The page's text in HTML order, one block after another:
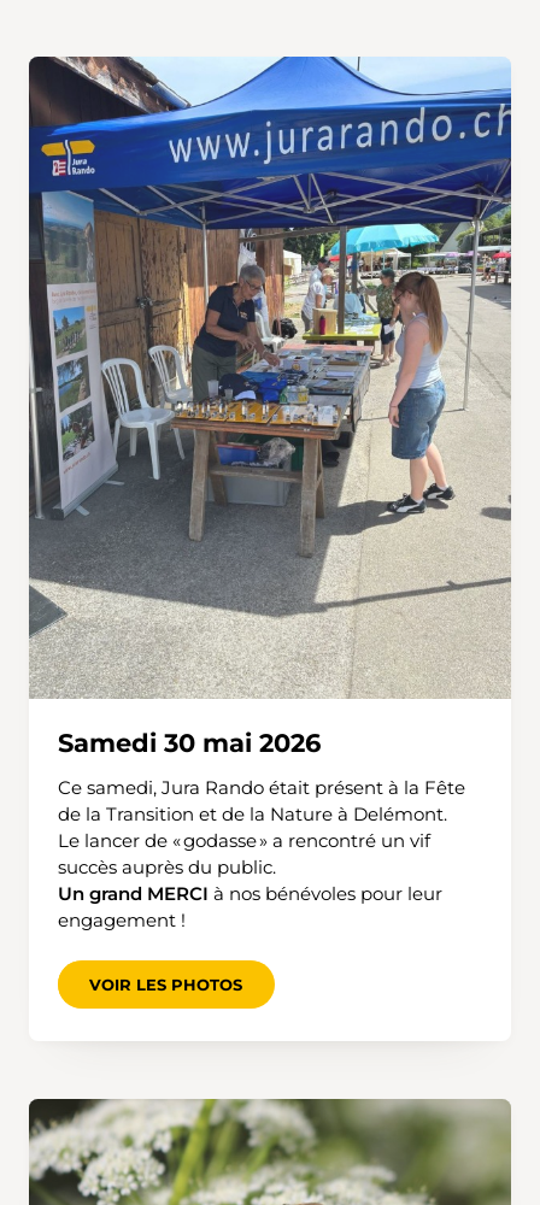
Samedi 30 mai 2026
Ce samedi, Jura Rando était présent à la Fête
de la Transition et de la Nature à Delémont.
Le lancer de « godasse » a rencontré un vif
succès auprès du public.
Un grand MERCI à nos bénévoles pour leur
engagement !
VOIR LES PHOTOS